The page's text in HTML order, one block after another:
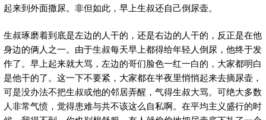
起来到外面撒尿。非但如此，早上生叔还自己倒尿壶。
生叔琢磨着到底是左边的人干的，还是右边的人干的，反正是在他
身边的俩人之一。由于生叔每天早上都得给年轻人倒尿，他终于发
作了。早上起来就大骂，左边的哥们脸色一红一白的，大家都明白
是他干的了。这一下不要紧，大家都在半夜里悄悄起来去摘尿壶，
可是没办法不把生叔或他的邻居弄醒，气得生叔大骂。可绝大多数
人非常气愤，觉得患难与共不该这么自私啊。在平均主义盛行的时